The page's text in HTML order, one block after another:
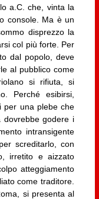
a.C. che, vinta la
console. Ma è un
disprezzo la
col più forte. Per
dal popolo, deve
al pubblico come
si rifiuta, si
Perché esibirsi,
per una plebe che
godere i
intransigente
screditarlo, con
irretito e aizzato
atteggiamento
come traditore.
si presenta al